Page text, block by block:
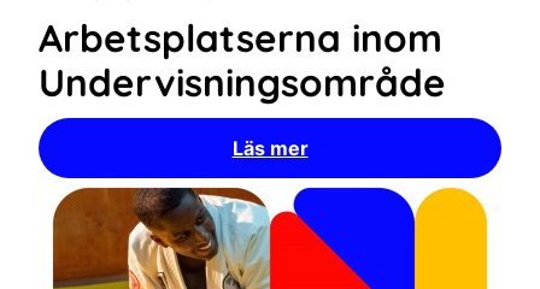
Arbetsplatserna inom
Undervisningsområde
Läs mer